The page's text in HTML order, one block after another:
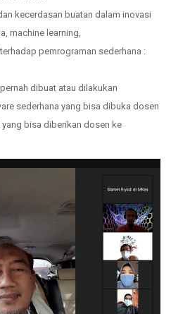
kecerdasan buatan dalam inovasi
machine learning,
pemrograman sederhana :
dibuat atau dilakukan
sederhana yang bisa dibuka dosen
bisa diberikan dosen ke